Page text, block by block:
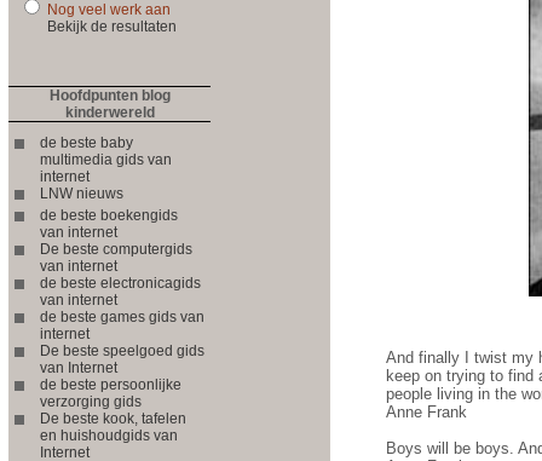
Nog veel werk aan
Bekijk de resultaten
Hoofdpunten blog
kinderwereld
de beste baby
multimedia gids van
internet
LNW nieuws
de beste boekengids
van internet
De beste computergids
van internet
de beste electronicagids
van internet
de beste games gids van
internet
De beste speelgoed gids
van Internet
de beste persoonlijke
verzorging gids
De beste kook, tafelen
en huishoudgids van
Internet
And finally I twist my
keep on trying to find
people living in the
Anne Frank
Boys will be boys.